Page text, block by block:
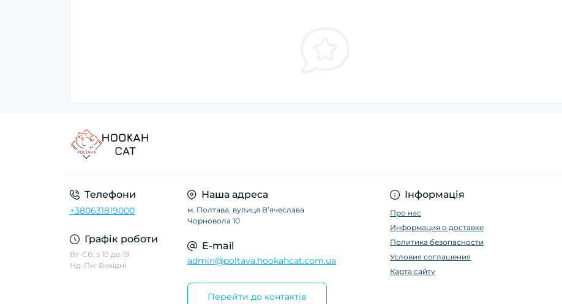
Телефони
+380631819000
Графік роботи
Вт-Сб: з 10 до 19
Нд-Пн: Вихідні
Наша адреса
м. Полтава, вулиця Вʼячеслава
Чорновола 10
E-mail
admin@poltava.hookahcat.com.ua
Перейти до контактів
Інформація
Про нас
Информация о доставке
Политика безопасности
Условия соглашения
Карта сайту